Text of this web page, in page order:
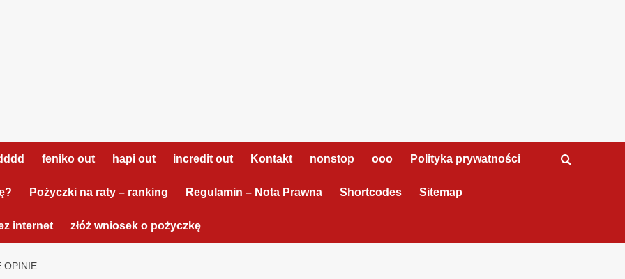
feniko out hapi out incredit out Kontakt nonstop ooo Polityka prywatności
Pożyczki na raty – ranking Regulamin – Nota Prawna Shortcodes Sitemap
internet złóż wniosek o pożyczkę
OPINIE